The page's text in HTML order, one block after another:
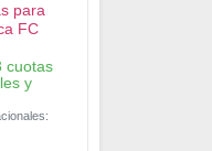
para
FC
cuotas
y